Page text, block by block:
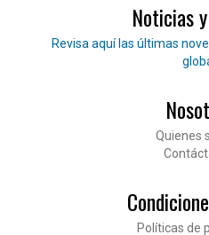
Noticias
Lee nuestras noticias
Revisa aquí las últimas
Quienes
Políticas de